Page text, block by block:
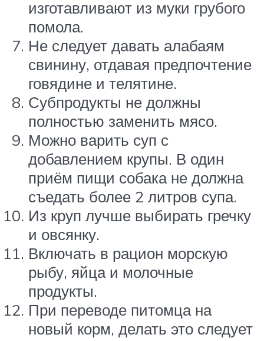
изготавливают из муки грубого
помола.
Не следует давать алабаям
свинину, отдавая предпочтение
говядине и телятине.
Субпродукты не должны
полностью заменить мясо.
Можно варить суп с
добавлением крупы. В один
приём пищи собака не должна
съедать более 2 литров супа.
Из круп лучше выбирать гречку
и овсянку.
Включать в рацион морскую
рыбу, яйца и молочные
продукты.
При переводе питомца на
новый корм, делать это следует